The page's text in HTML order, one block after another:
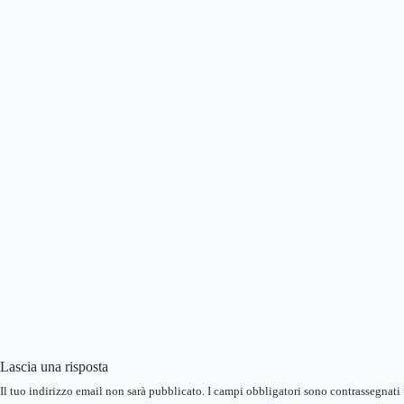
Lascia una risposta
Il tuo indirizzo email non sarà pubblicato. I campi obbligatori sono contrassegnati